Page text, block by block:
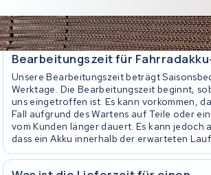
Bearbeitungszeit für
Unsere Bearbeitungszeit beträgt
Werktage. Die Bearbeitungszeit beginnt,
uns eingetroffen ist. Es kann vorkommen,
Fall aufgrund des Wartens auf Teile oder
vom Kunden länger dauert. Es kann jedoch
dass ein Akku innerhalb der erwarteten